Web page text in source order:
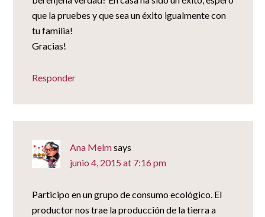
que la pruebes y que sea un éxito igualmente con
tu familia!
Gracias!
Responder
Ana Melmsays
junio 4, 2015 at 7:16 pm
Participo en un grupo de consumo ecológico. El
productor nos trae la producción de la tierra a